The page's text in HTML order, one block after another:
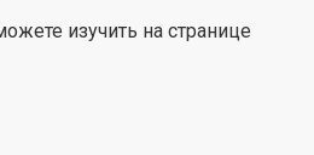
изучить на странице